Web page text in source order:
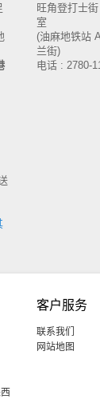
旺角登打士
室
(油麻地铁站
兰街)
电话 : 2780-
客户服务
联系我们
网站地图